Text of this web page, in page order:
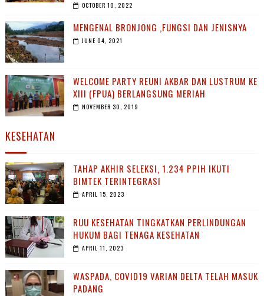
OCTOBER 10, 2022
MENGENAL BRONJONG ,FUNGSI DAN JENISNYA
JUNE 04, 2021
WELCOME PARTY REUNI AKBAR DAN LUSTRUM KE
XIII (FPUA) BERLANGSUNG MERIAH
NOVEMBER 30, 2019
KESEHATAN
TAHAP AKHIR SELEKSI, 1.234 PPIH IKUTI
BIMTEK TERINTEGRASI
APRIL 15, 2023
RUU KESEHATAN TINGKATKAN PERLINDUNGAN
HUKUM BAGI TENAGA KESEHATAN
APRIL 11, 2023
WASPADA, COVID19 VARIAN DELTA TELAH MASUK
PADANG